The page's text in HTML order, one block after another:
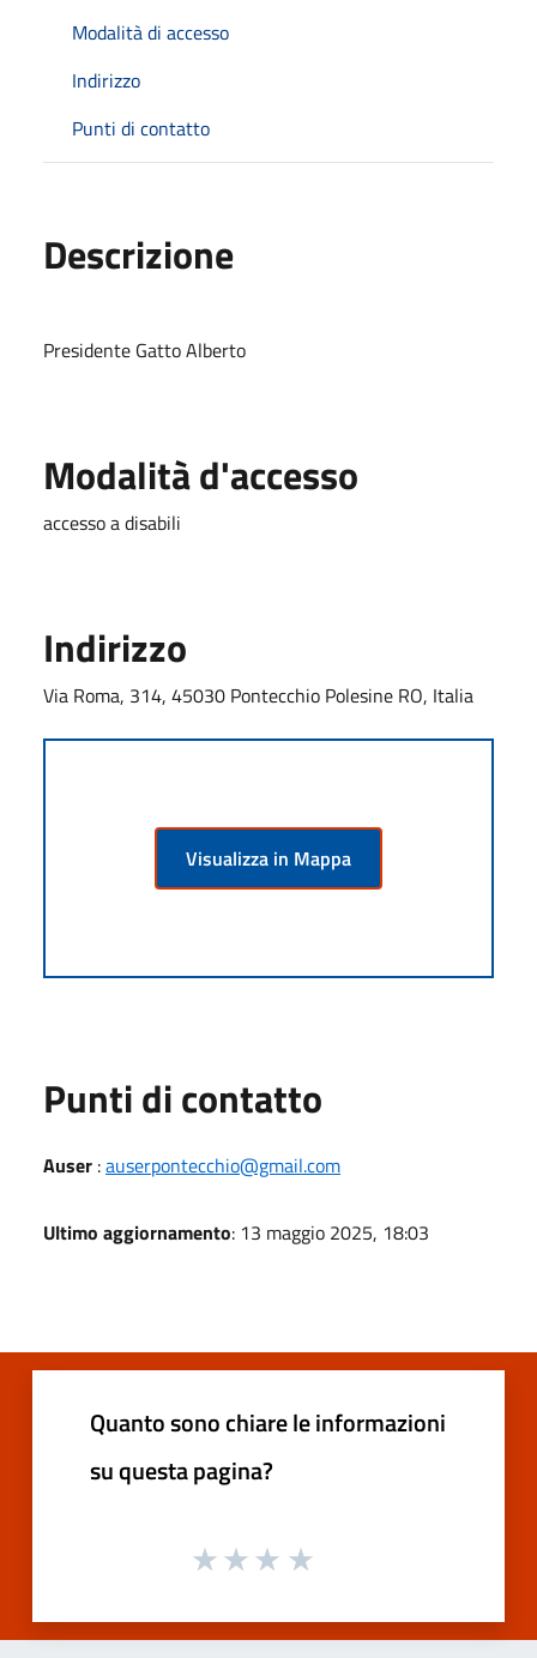
Modalità di accesso
Indirizzo
Punti di contatto
Descrizione
Presidente Gatto Alberto
Modalità d'accesso
accesso a disabili
Indirizzo
Via Roma, 314, 45030 Pontecchio Polesine RO, Italia
Visualizza in Mappa
Punti di contatto
Auser :auserpontecchio@gmail.com
Ultimo aggiornamento: 13 maggio 2025, 18:03
Quanto sono chiare le informazioni
su questa pagina?